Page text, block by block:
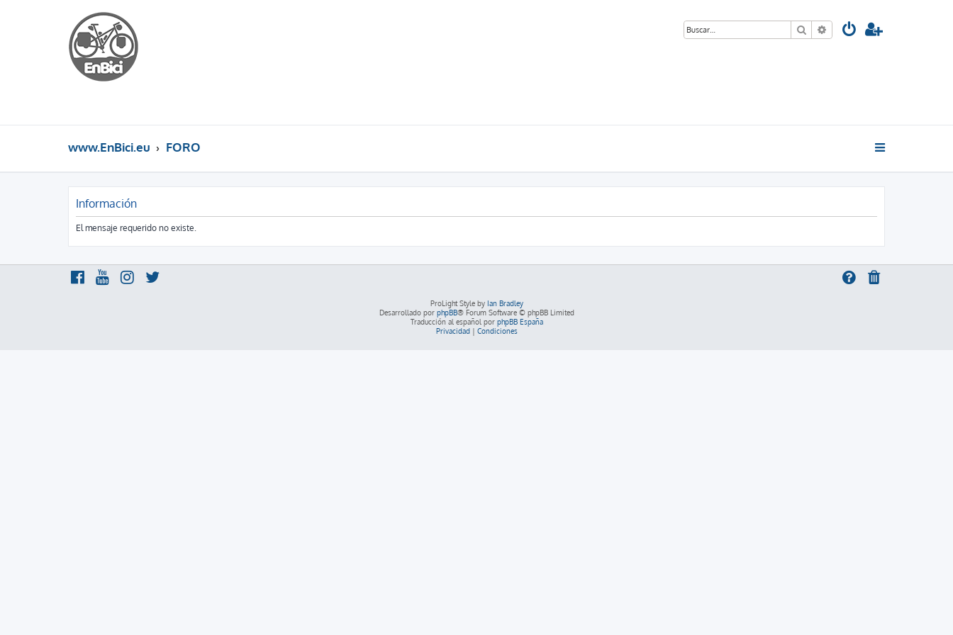
Buscar Búsqueda avanzada
www.EnBici.eu FORO
Información
El mensaje requerido no existe.
ProLight Style by Ian Bradley
Desarrollado por phpBB® Forum Software © phpBB Limited
Traducción al español por phpBB España
Privacidad| Condiciones